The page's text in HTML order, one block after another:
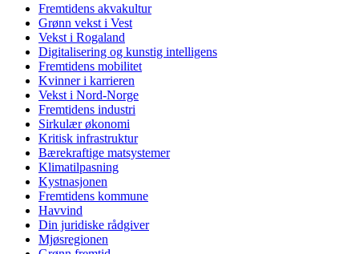
Fremtidens akvakultur
Grønn vekst i Vest
Vekst i Rogaland
Digitalisering og kunstig intelligens
Fremtidens mobilitet
Kvinner i karrieren
Vekst i Nord-Norge
Fremtidens industri
Sirkulær økonomi
Kritisk infrastruktur
Bærekraftige matsystemer
Klimatilpasning
Kystnasjonen
Fremtidens kommune
Havvind
Din juridiske rådgiver
Mjøsregionen